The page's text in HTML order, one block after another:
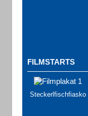
FILMSTARTS
Steckerlfischfiasko